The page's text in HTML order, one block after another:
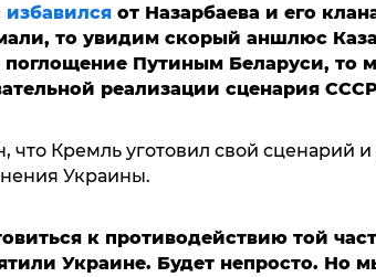
избавилсяот Назарбаева и его
то увидим скорый аншлюс
поглощение Путиным Беларуси, то
реализации сценария
что Кремль уготовил свой сценарий и
Украины.
к противодействию той
Украине. Будет непросто. Но